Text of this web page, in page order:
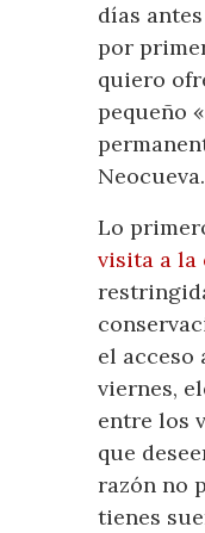
días
por
quiero
pequeño
Neocueva.
Lo
visita a la
el acceso
viernes,
entre los
que
razón no
tienes